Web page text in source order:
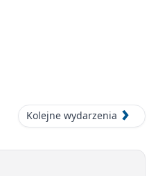
Kolejne wydarzenia